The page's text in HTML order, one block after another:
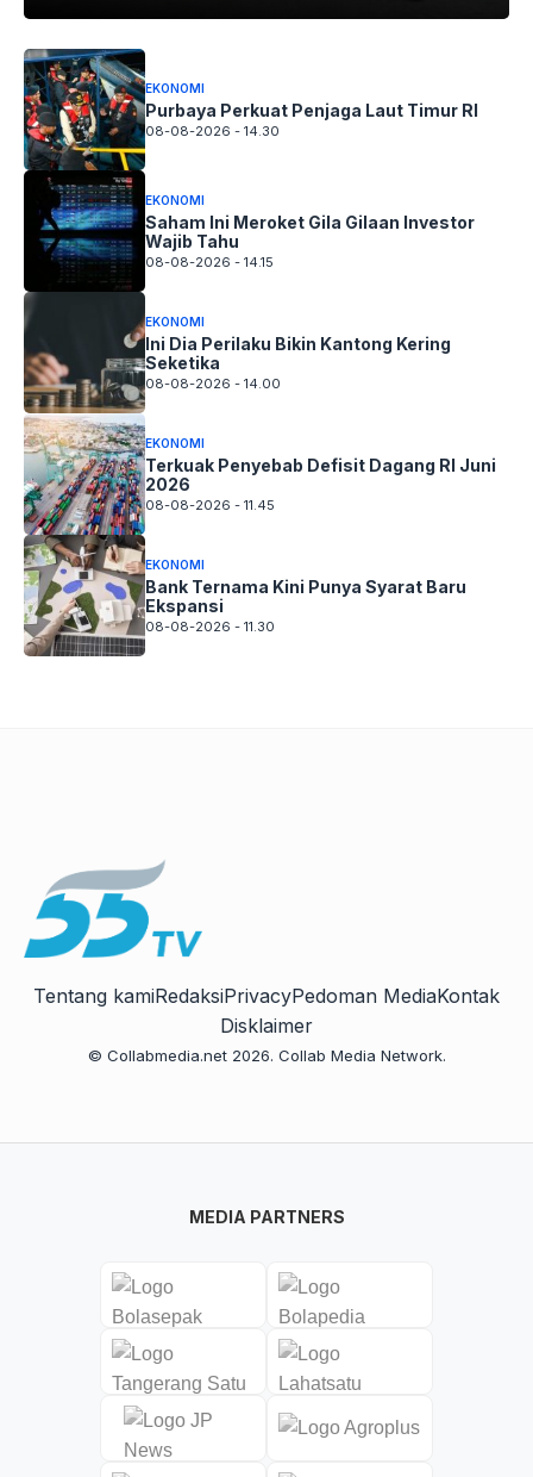
EKONOMI
Purbaya Perkuat Penjaga Laut Timur RI
08-08-2026 - 14.30
EKONOMI
Saham Ini Meroket Gila Gilaan Investor
Wajib Tahu
08-08-2026 - 14.15
EKONOMI
Ini Dia Perilaku Bikin Kantong Kering
Seketika
08-08-2026 - 14.00
EKONOMI
Terkuak Penyebab Defisit Dagang RI Juni
2026
08-08-2026 - 11.45
EKONOMI
Bank Ternama Kini Punya Syarat Baru
Ekspansi
08-08-2026 - 11.30
Tentang kamiRedaksiPrivacyPedoman MediaKontak
Disklaimer
© Collabmedia.net 2026. Collab Media Network.
MEDIA PARTNERS